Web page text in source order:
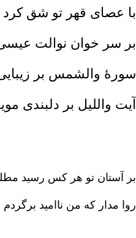
با عصای قهر تو شق
بر سر خوان نوالت
سورۀ والشمس بر
آیت واللیل بر دلبندی
بر آستان تو هر کس رسید
روا مدار که من ناامید برگردم‌